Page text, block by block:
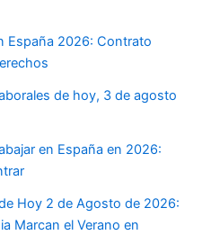
España 2026: Contrato
de hoy, 3 de agosto
en España en 2026:
Hoy 2 de Agosto de 2026:
Marcan el Verano en